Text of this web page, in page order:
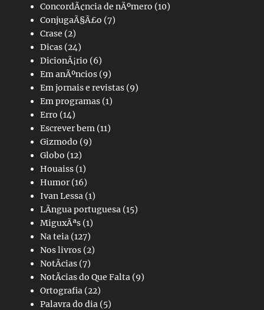
ConcordÃ¢ncia de nÃºmero (10)
ConjugaÃ§Ã£o (7)
Crase (2)
Dicas (24)
DicionÃ¡rio (6)
Em anÃºncios (9)
Em jornais e revistas (9)
Em programas (1)
Erro (14)
Escrever bem (11)
Gizmodo (9)
Globo (12)
Houaiss (1)
Humor(16)
Ivan Lessa (1)
LÃ­ngua portuguesa (15)
MiguxÃªs (1)
Na teia (127)
Nos livros (2)
NotÃ­cias (7)
NotÃ­cias do Que Falta (9)
Ortografia (22)
Palavra do dia (5)